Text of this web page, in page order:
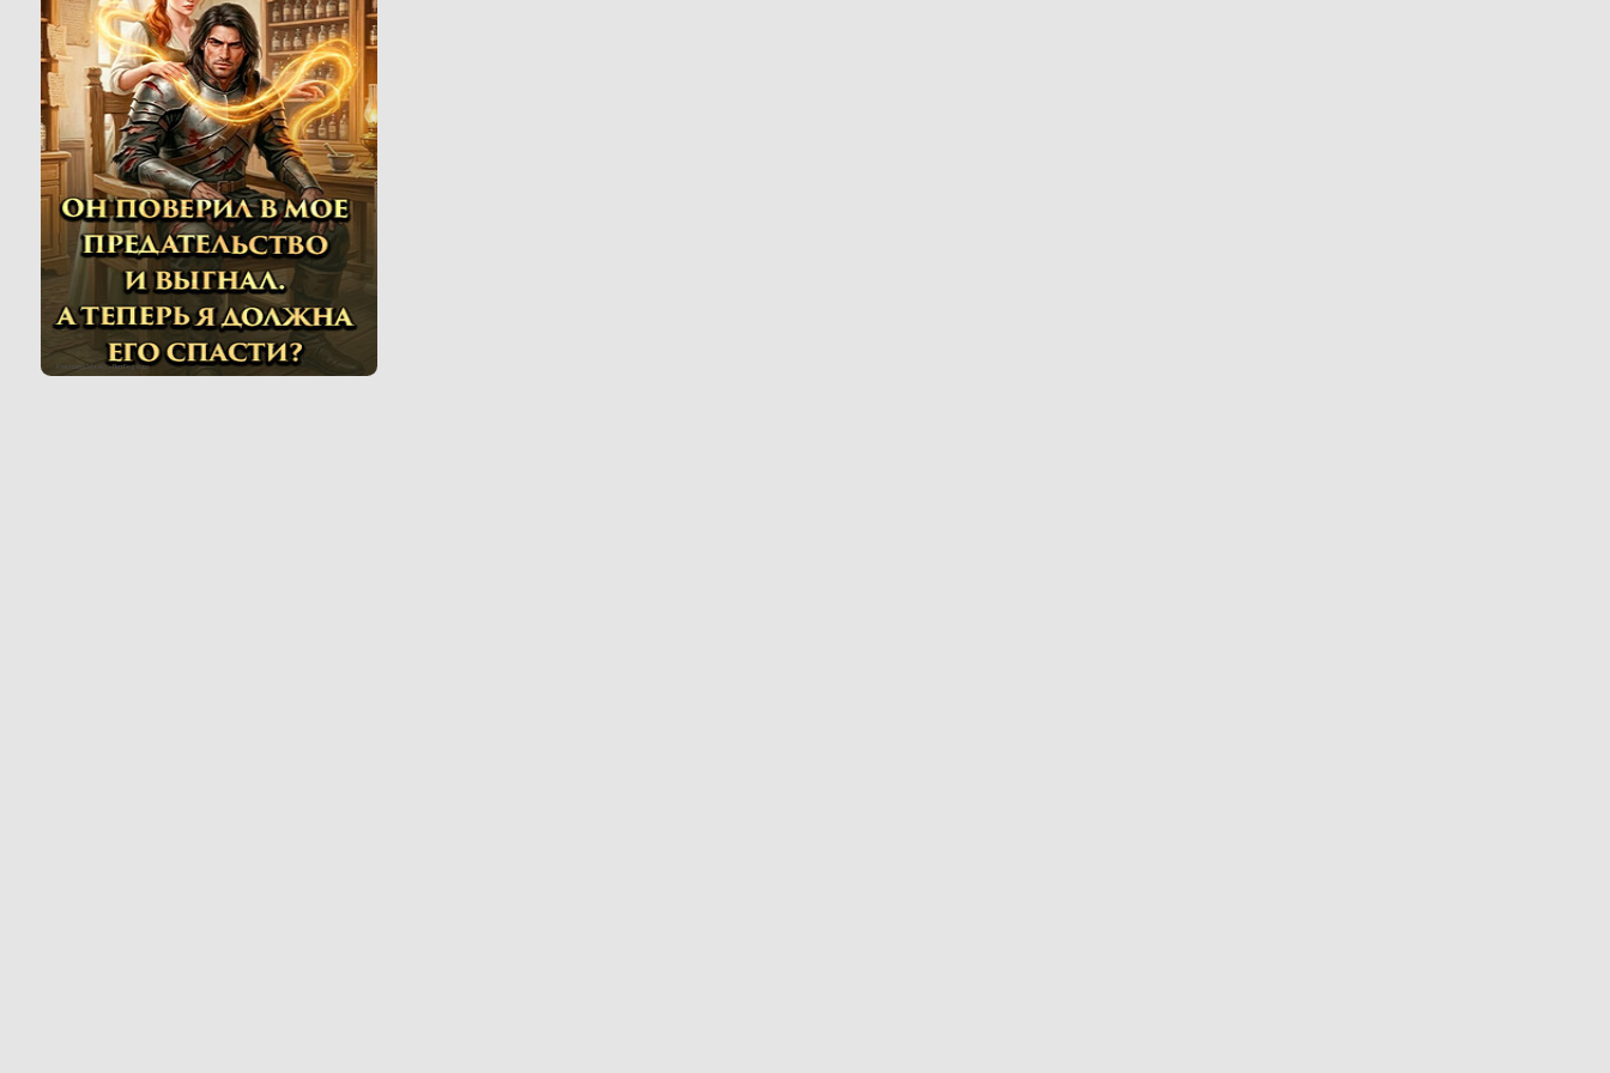
Реклама 16+ АО «ЛитГород»